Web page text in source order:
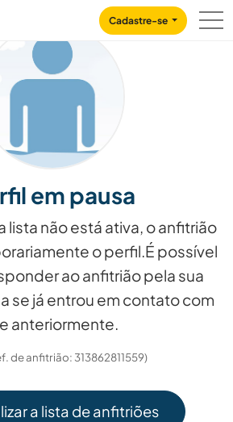
Cadastre-se
em pausa
lista não está ativa, o anfitrião
o perfil.É possível
ao anfitrião pela sua
se já entrou em contato com
anteriormente.
de anfitrião: 313862811559)
a lista de anfitriões